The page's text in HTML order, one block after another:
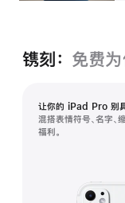
镌刻： 免费
让你的 iPad Pro 别具
混搭表情符号、名字
福利。